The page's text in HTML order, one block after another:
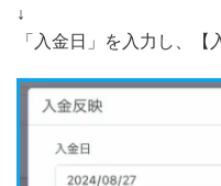
↓
「入金日」を入力し、